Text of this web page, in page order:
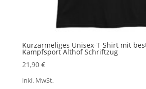
Kurzärmeliges Unisex-T-Shirt mit
Kampfsport Althof Schriftzug
21,90 €
inkl. MwSt.